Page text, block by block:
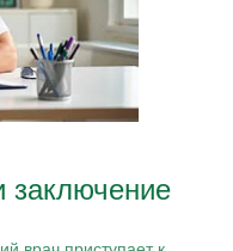
заключение